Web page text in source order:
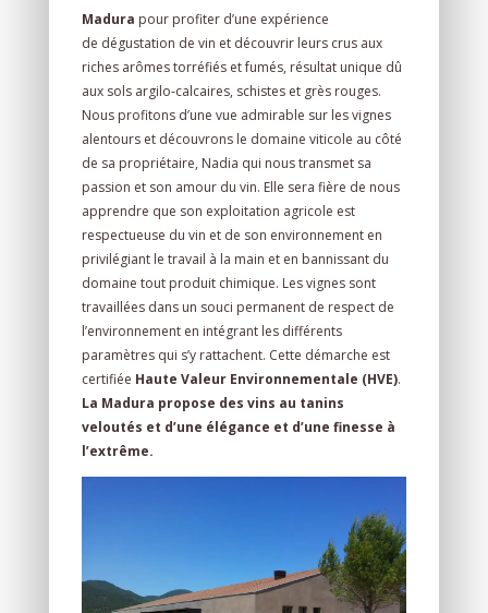
Madura pour profiter d’une expérience
de dégustation de vin et découvrir leurs crus aux
riches arômes torréfiés et fumés, résultat unique dû
aux sols argilo-calcaires, schistes et grès rouges.
Nous profitons d’une vue admirable sur les vignes
alentours et découvrons le domaine viticole au côté
de sa propriétaire, Nadia qui nous transmet sa
passion et son amour du vin. Elle sera fière de nous
apprendre que son exploitation agricole est
respectueuse du vin et de son environnement en
privilégiant le travail à la main et en bannissant du
domaine tout produit chimique. Les vignes sont
travaillées dans un souci permanent de respect de
l’environnement en intégrant les différents
paramètres qui s’y rattachent. Cette démarche est
certifiée Haute Valeur Environnementale (HVE).
La Madura propose des vins au tanins
veloutés et d’une élégance et d’une finesse à
l’extrême.